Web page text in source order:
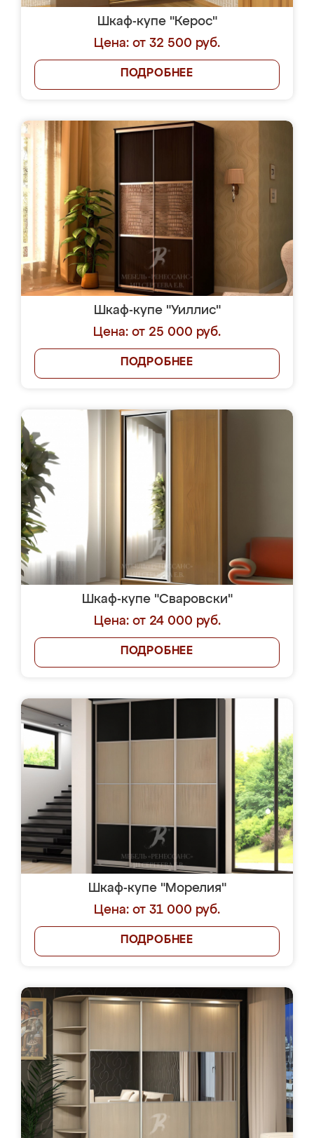
Шкаф-купе "Керос"
Цена: от 32 500 руб.
ПОДРОБНЕЕ
Шкаф-купе "Уиллис"
Цена: от 25 000 руб.
ПОДРОБНЕЕ
Шкаф-купе "Сваровски"
Цена: от 24 000 руб.
ПОДРОБНЕЕ
Шкаф-купе "Морелия"
Цена: от 31 000 руб.
ПОДРОБНЕЕ